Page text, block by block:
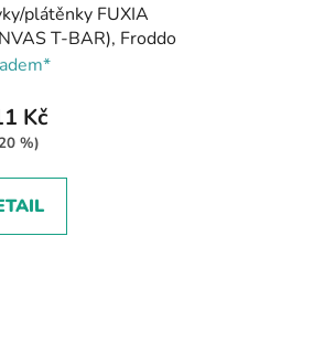
plátěnky FUXIA
T-BAR), Froddo
Kč
%)